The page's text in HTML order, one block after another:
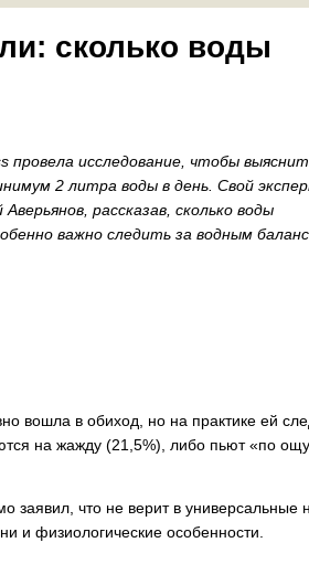
сколько воды
исследование, чтобы
2 литра воды в день. Свой
рассказав, сколько воды
важно следить за водным
вошла в обиход, но на практике ей
на жажду (21,5%), либо пьют «по
заявил, что не верит в универсальные
и физиологические особенности.